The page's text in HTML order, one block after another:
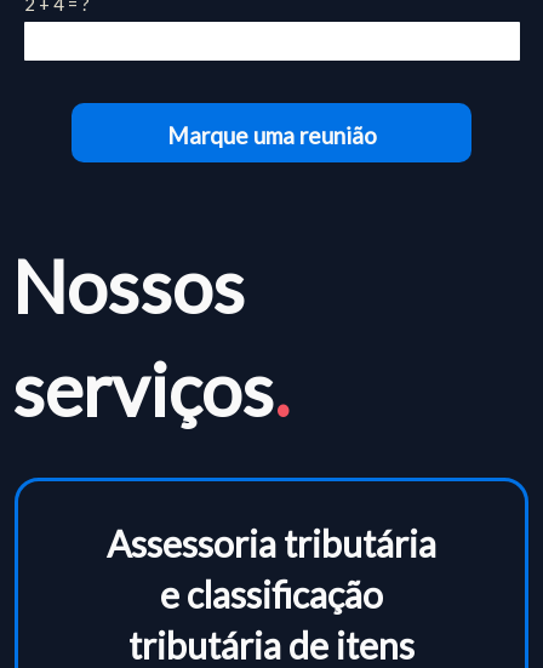
Marque uma reunião
Nossos
serviços.
Assessoria tributária
e classificação
tributária de itens